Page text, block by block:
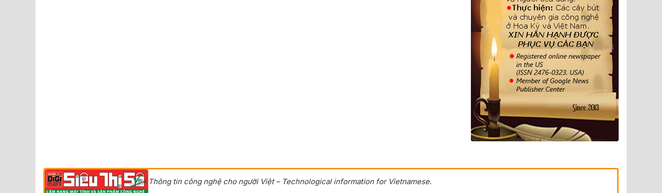
Thông tin công nghệ cho người Việt – Technological information for Vietnamese.